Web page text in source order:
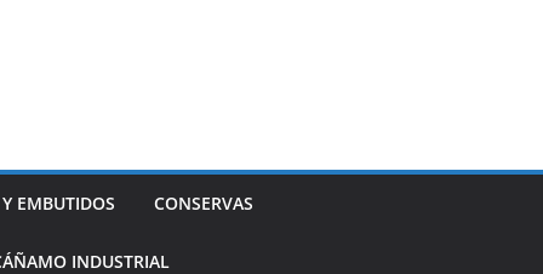
EMBUTIDOS CONSERVAS
INDUSTRIAL